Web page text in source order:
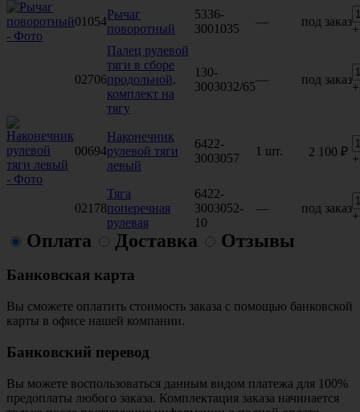
01054
Рычаг
поворотный
5336-
3001035
— под заказ
+
02706
Палец рулевой
тяги в сборе
продольной,
комплект на
тягу
130-
3003032/65
— под заказ
+
00694
Наконечник
рулевой тяги
левый
6422-
3003057
1 шт. 2 100 ₽
+
02178
Тяга
поперечная
рулевая
6422-
3003052-
10
— под заказ
+
Оплата Доставка Отзывы
Банковская карта
Вы сможете оплатить стоимость заказа с помощью банковской
карты в офисе нашей компании.
Банковский перевод
Вы можете воспользоваться данным видом платежа для 100%
предоплаты любого заказа. Комплектация заказа начинается